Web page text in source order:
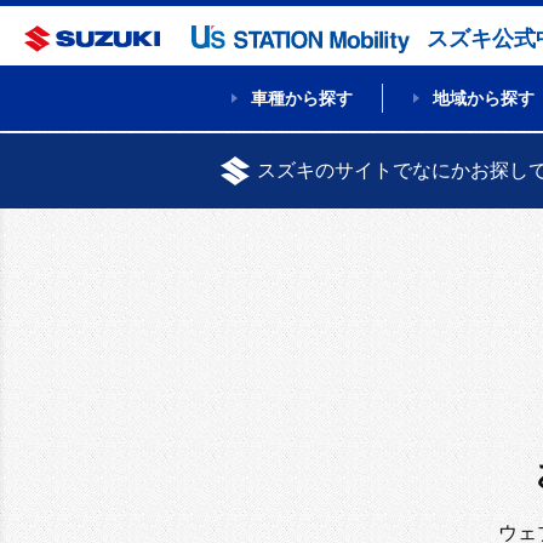
スズキ公式
車種から探す 地域から探す
スズキのサイトでなにかお探し
ウェ